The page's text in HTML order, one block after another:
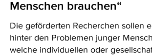
Menschen brauchen“
Die geförderten Recherchen sollen
hinter den Problemen junger
welche individuellen oder